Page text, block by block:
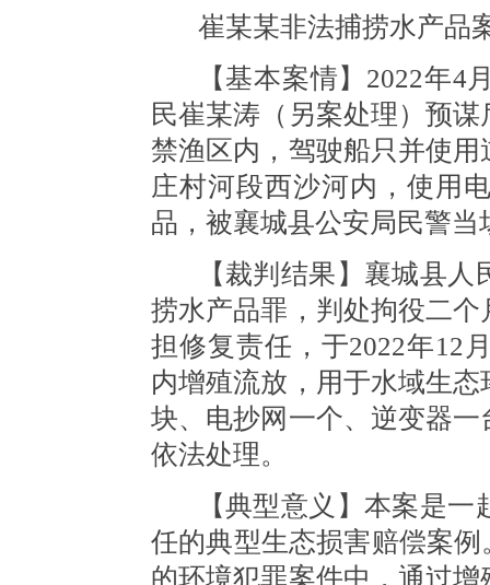
崔某某非法捕捞水产品
【基本案情】 2022年4
民崔某涛（另案处理）预
禁渔区内，驾驶船只并使
庄村河段西沙河内，使用
品，被襄城县公安局民警
【裁判结果】襄城县
捞水产品罪，判处拘役二
担修复责任，于2022年12
内增殖流放，用于水域生
块、电抄网一个、逆变器
依法处理。
【典型意义】本案是
任的典型生态损害赔偿案例
的环境犯罪案件中，通过